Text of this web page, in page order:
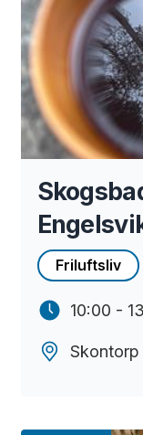
Friluftsliv
10:00 -
Skontorp